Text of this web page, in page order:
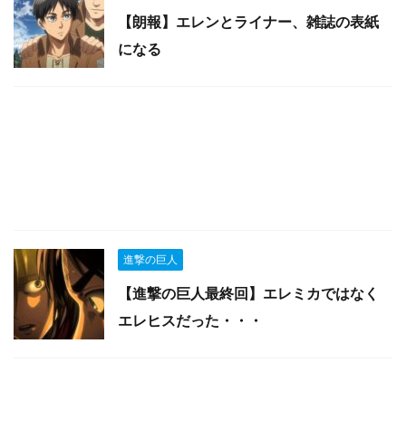
【朗報】エレンとライナー、雑誌の表紙
になる
進撃の巨人
【進撃の巨人最終回】エレミカではなく
エレヒスだった・・・